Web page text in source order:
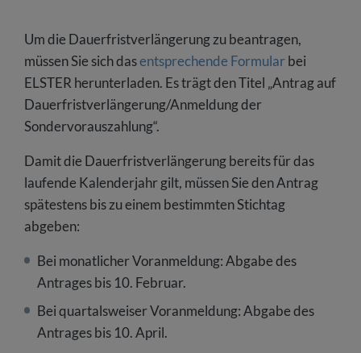
Um die Dauerfristverlängerung zu beantragen,
müssen Sie sich dasentsprechende Formularbei
ELSTER herunterladen. Es trägt den Titel „Antrag auf
Dauerfristverlängerung/Anmeldung der
Sondervorauszahlung“.
Damit die Dauerfristverlängerung bereits für das
laufende Kalenderjahr gilt, müssen Sie den Antrag
spätestens bis zu einem bestimmten Stichtag
abgeben:
Bei monatlicher Voranmeldung: Abgabe des
Antrages bis 10. Februar.
Bei quartalsweiser Voranmeldung: Abgabe des
Antrages bis 10. April.